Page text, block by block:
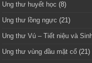
Ung thư huyết học (8)
Ung thư lồng ngực (21)
Ung thư Vú – Tiết niệu và
Ung thư vùng đầu mặt cổ (21)